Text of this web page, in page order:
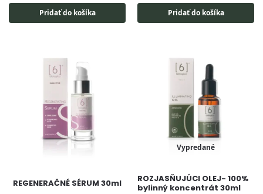
Pridať do košíka Pridať do košíka
REGENERAČNÉ SÉRUM 30ml
Vypredané
ROZJASŇUJÚCI OLEJ- 100%
bylinný koncentrát 30ml